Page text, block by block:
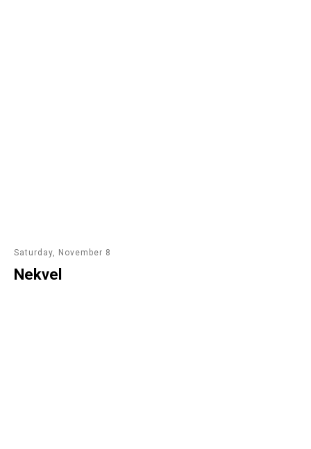
Saturday, November 8
Nekvel